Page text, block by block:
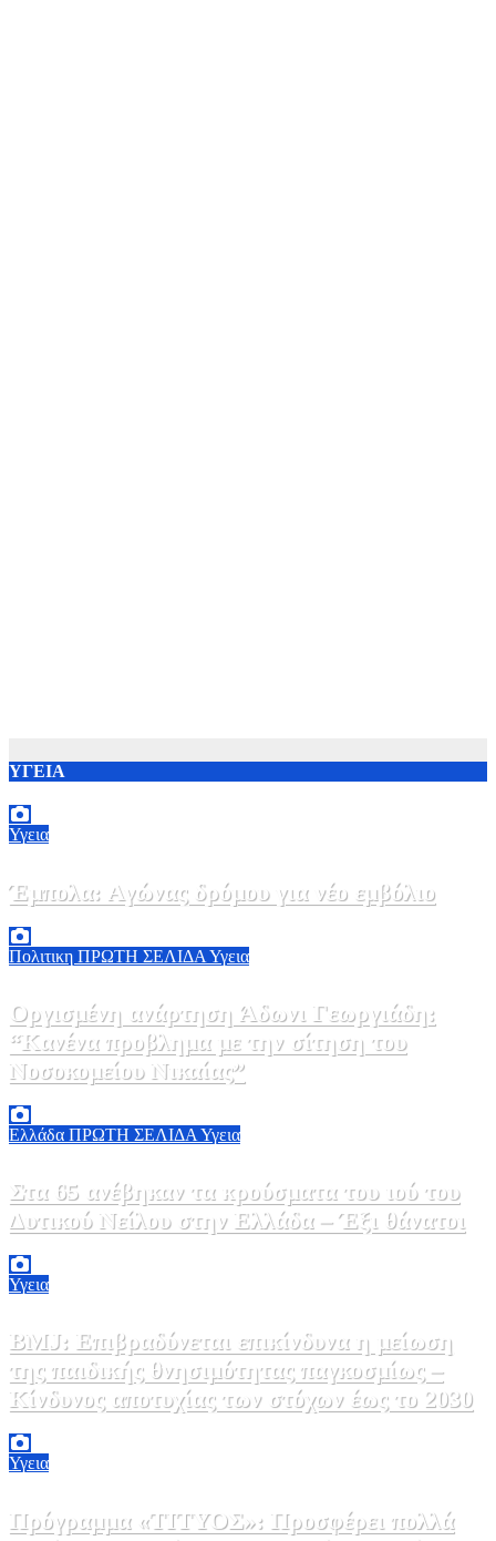
ΥΓΕΙΑ
Υγεια
Έμπολα: Αγώνας δρόμου για νέο εμβόλιο
Πολιτικη ΠΡΩΤΗ ΣΕΛΙΔΑ Υγεια
Οργισμένη ανάρτηση Άδωνι Γεωργιάδη:
“Κανένα προβλημα με την σίτηση του
Νοσοκομείου Νικαίας”
Ελλάδα ΠΡΩΤΗ ΣΕΛΙΔΑ Υγεια
Στα 65 ανέβηκαν τα κρούσματα του ιού του
Δυτικού Νείλου στην Ελλάδα – Έξι θάνατοι
Υγεια
BMJ: Επιβραδύνεται επικίνδυνα η μείωση
της παιδικής θνησιμότητας παγκοσμίως –
Κίνδυνος αποτυχίας των στόχων έως το 2030
Υγεια
Πρόγραμμα «ΤΙΤΥΟΣ»: Προσφέρει πολλά